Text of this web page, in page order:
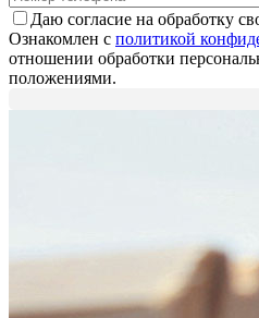
Даю согласие на обработку
Ознакомлен с политикой
отношении обработки
положениями.